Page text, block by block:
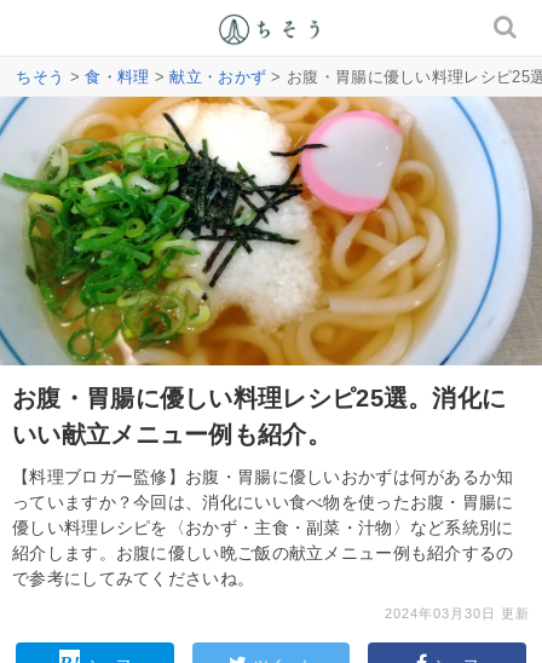
ちそう >食・料理 >献立・おかず > お腹・胃腸に優しい料理レシピ25
お腹・胃腸に優しい料理レシピ25選。消化に
いい献立メニュー例も紹介。
【料理ブロガー監修】お腹・胃腸に優しいおかずは何があるか知
っていますか？今回は、消化にいい食べ物を使ったお腹・胃腸に
優しい料理レシピを〈おかず・主食・副菜・汁物〉など系統別に
紹介します。お腹に優しい晩ご飯の献立メニュー例も紹介するの
で参考にしてみてくださいね。
2024年03月30日 更新